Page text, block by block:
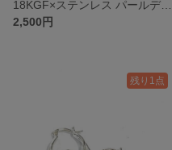
2,500円
残り1点